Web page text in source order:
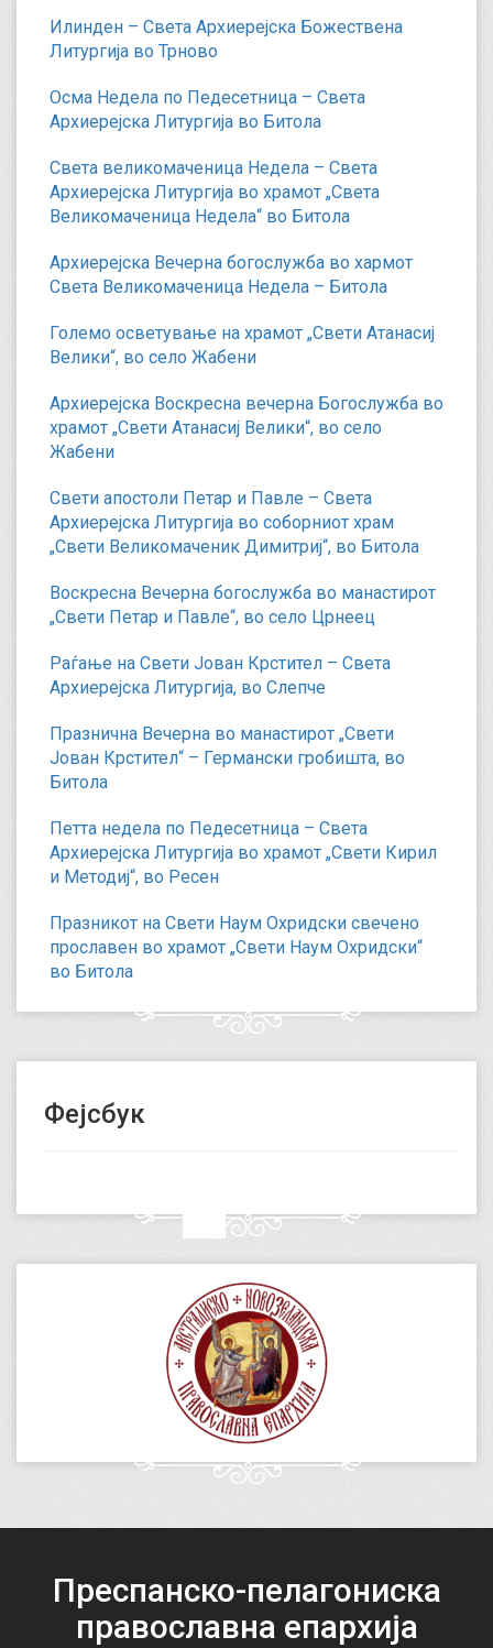
Илинден – Света Архиерејска Божествена
Литургија во Трново
Осма Недела по Педесетница – Света
Архиерејска Литургија во Битола
Света великомаченица Недела – Света
Архиерејска Литургија во храмот „Света
Великомаченица Недела“ во Битола
Архиерејска Вечерна богослужба во хармот
Света Великомаченица Недела – Битола
Големо осветување на храмот „Свети Атанасиј
Велики“, во село Жабени
Архиерејска Воскресна вечерна Богослужба во
храмот „Свети Атанасиј Велики“, во село
Жабени
Свети апостоли Петар и Павле – Света
Архиерејска Литургија во соборниот храм
„Свети Великомаченик Димитриј“, во Битола
Воскресна Вечерна богослужба во манастирот
„Свети Петар и Павле“, во село Црнеец
Раѓање на Свети Јован Крстител – Света
Архиерејска Литургија, во Слепче
Празнична Вечерна во манастирот „Свети
Јован Крстител“ – Германски гробишта, во
Битола
Петта недела по Педесетница – Света
Архиерејска Литургија во храмот „Свети Кирил
и Методиј“, во Ресен
Празникот на Свети Наум Охридски свечено
прославен во храмот „Свети Наум Охридски“
во Битола
Фејсбук
Преспанско-пелагониска
православна епархија